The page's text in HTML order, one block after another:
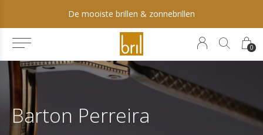
0
De mooiste brillen & zonnebrillen
Barton Perreira